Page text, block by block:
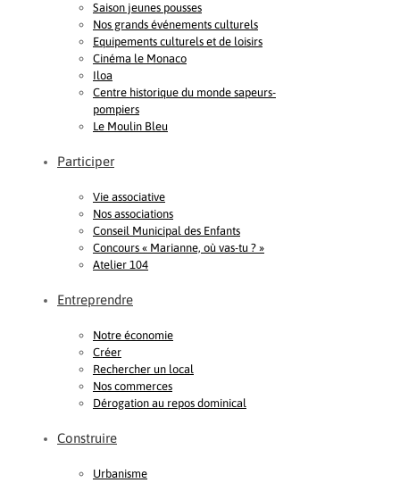
Saison jeunes pousses
Nos grands événements culturels
Equipements culturels et de loisirs
Cinéma le Monaco
Iloa
Centre historique du monde sapeurs-
pompiers
Le Moulin Bleu
Participer
Vie associative
Nos associations
Conseil Municipal des Enfants
Concours « Marianne, où vas-tu ? »
Atelier 104
Entreprendre
Notre économie
Créer
Rechercher un local
Nos commerces
Dérogation au repos dominical
Construire
Urbanisme